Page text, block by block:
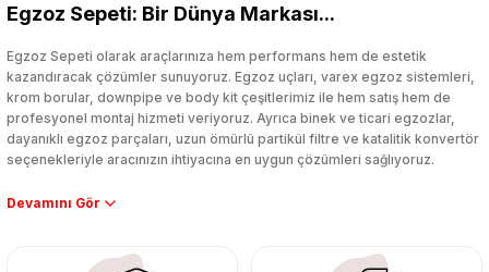
Egzoz Sepeti: Bir Dünya Markası...
Egzoz Sepeti olarak araçlarınıza hem performans hem de estetik
kazandıracak çözümler sunuyoruz. Egzoz uçları, varex egzoz sistemleri,
krom borular, downpipe ve body kit çeşitlerimiz ile hem satış hem de
profesyonel montaj hizmeti veriyoruz. Ayrıca binek ve ticari egzozlar,
dayanıklı egzoz parçaları, uzun ömürlü partikül filtre ve katalitik konvertör
seçenekleriyle aracınızın ihtiyacına en uygun çözümleri sağlıyoruz.
Performans artışı isteyen sürücüler için özel performans egzozları ve
çıkma orijinal ürünler ile yenileyebilir, body kit uygulamalarıyla aracınızın